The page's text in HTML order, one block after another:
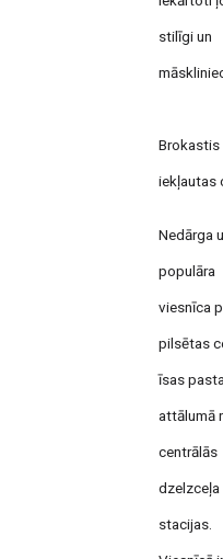
stilīgi un
Brokastis
iekļautas
Nedārga
populāra
viesnīca
pilsētas
īsas
attālumā
centrālās
dzelzceļa
stacijas.